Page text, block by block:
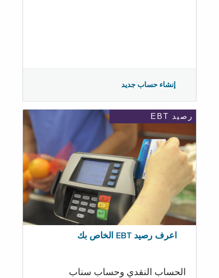
إنشاء حساب جديد
رصيد EBT
اعرف رصيد EBT الخاص بك
الحساب النقدي وحساب سناب